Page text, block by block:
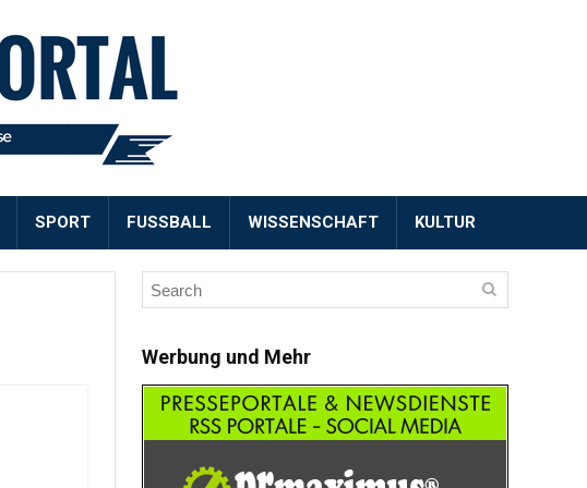
SPORT FUSSBALL WISSENSCHAFT KULTUR
Werbung und Mehr